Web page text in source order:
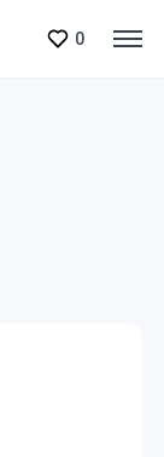
0